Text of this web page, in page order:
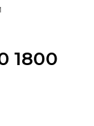
1800